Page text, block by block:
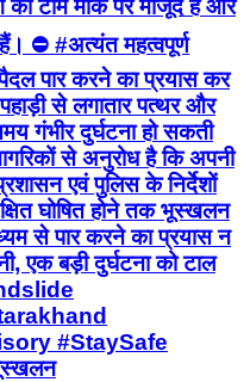
की टीमें मौके पर मौजूद हैं और
हैं। ⛔ #अत्यंत महत्वपूर्ण
पार करने का प्रयास कर
से लगातार पत्थर और
गंभीर दुर्घटना हो सकती
से अनुरोध है कि अपनी
एवं पुलिस के निर्देशों
घोषित होने तक भूस्खलन
से पार करने का प्रयास न
एक बड़ी दुर्घटना को टाल
#StaySafe